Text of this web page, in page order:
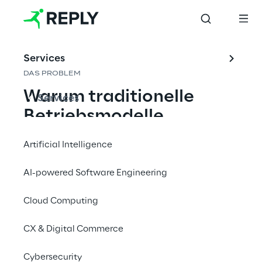
Services
Services
Artificial Intelligence
AI-powered Software Engineering
Cloud Computing
CX & Digital Commerce
Cybersecurity
DAS PROBLEM
Warum traditionelle
Betriebsmodelle
Die Künstliche Intelligenz hat die
fundamental verändert. Wo früher ganze
zwei Ingenieure mit Unterstützung von KI-